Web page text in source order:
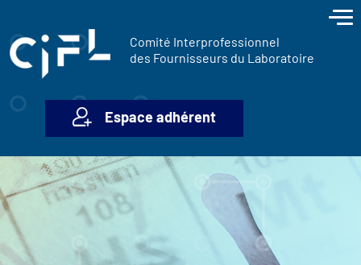
Comité Interprofessionnel
des Fournisseurs du Laboratoire
Espace adhérent